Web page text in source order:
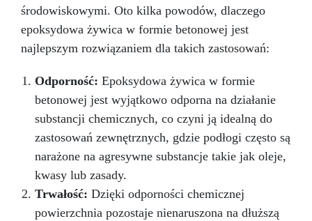
środowiskowymi. Oto kilka powodów, dlaczego
epoksydowa żywica w formie betonowej jest
najlepszym rozwiązaniem dla takich zastosowań:
Odporność: Epoksydowa żywica w formie
betonowej jest wyjątkowo odporna na działanie
substancji chemicznych, co czyni ją idealną do
zastosowań zewnętrznych, gdzie podłogi często są
narażone na agresywne substancje takie jak oleje,
kwasy lub zasady.
Trwałość: Dzięki odporności chemicznej
powierzchnia pozostaje nienaruszona na dłuższą